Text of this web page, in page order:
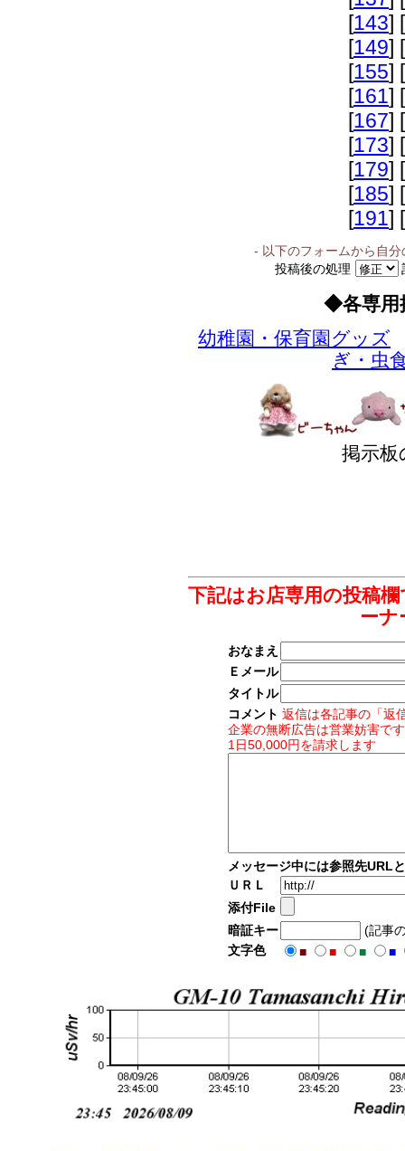
[143] [
[149] [
[155] [
[161] [
[167] [
[173] [
[179] [
[185] [
[191] [
- 以下のフォームから自
投稿後の処理
◆各専用
幼稚園・保育園グッズ
ぎ・虫
掲示板
下記はお店専用の投稿
ーナ
おなまえ
Ｅメール
タイトル
コメント 返信は各記事の「返
企業の無断広告は営業妨害で
1日50,000円を請求します
メッセージ中には参照先URL
ＵＲＬ
添付File
暗証キー
(記事
文字色
■ ■ ■ ■